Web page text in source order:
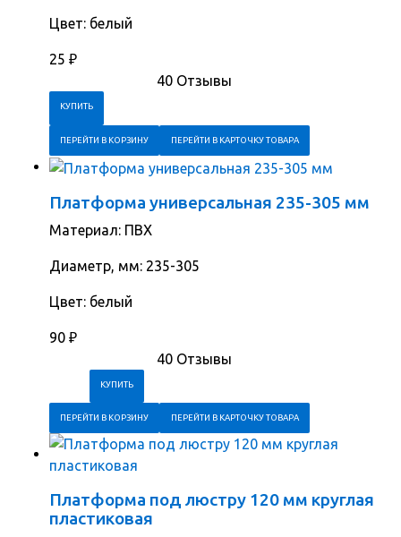
Цвет: белый
25 ₽
40 Отзывы
ПЕРЕЙТИ В КОРЗИНУ ПЕРЕЙТИ В КАРТОЧКУ ТОВАРА
Платформа универсальная 235-305 мм
Материал: ПВХ
Диаметр, мм: 235-305
Цвет: белый
90 ₽
40 Отзывы
ПЕРЕЙТИ В КОРЗИНУ ПЕРЕЙТИ В КАРТОЧКУ ТОВАРА
Платформа под люстру 120 мм круглая
пластиковая